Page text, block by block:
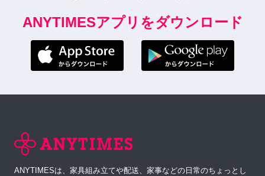
ANYTIMESアプリをダウンロード
ANYTIMESは、家具組み立てや配送、家事などの日常のちょっとし